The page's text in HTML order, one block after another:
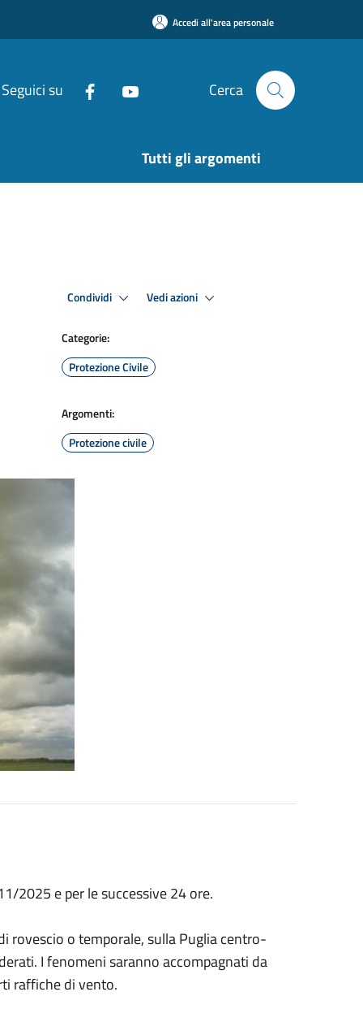
Accedi all'area personale
Seguici su Cerca
Tutti gli argomenti
Condividi Vedi azioni
Categorie:
Protezione Civile
Argomenti:
Protezione civile
2025 e per le successive 24 ore.
rovescio o temporale, sulla Puglia centro-
I fenomeni saranno accompagnati da
raffiche di vento.